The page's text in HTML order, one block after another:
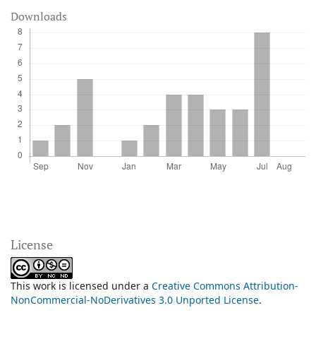
Downloads
License
This work is licensed under a Creative Commons Attribution-
NonCommercial-NoDerivatives 3.0 Unported License.